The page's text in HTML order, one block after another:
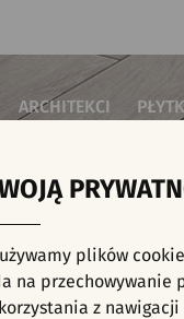
ARCHITEKCI
do sypialni
kuchenne
łazienkowe
Płytki
KAFELKI -
plików
na
z